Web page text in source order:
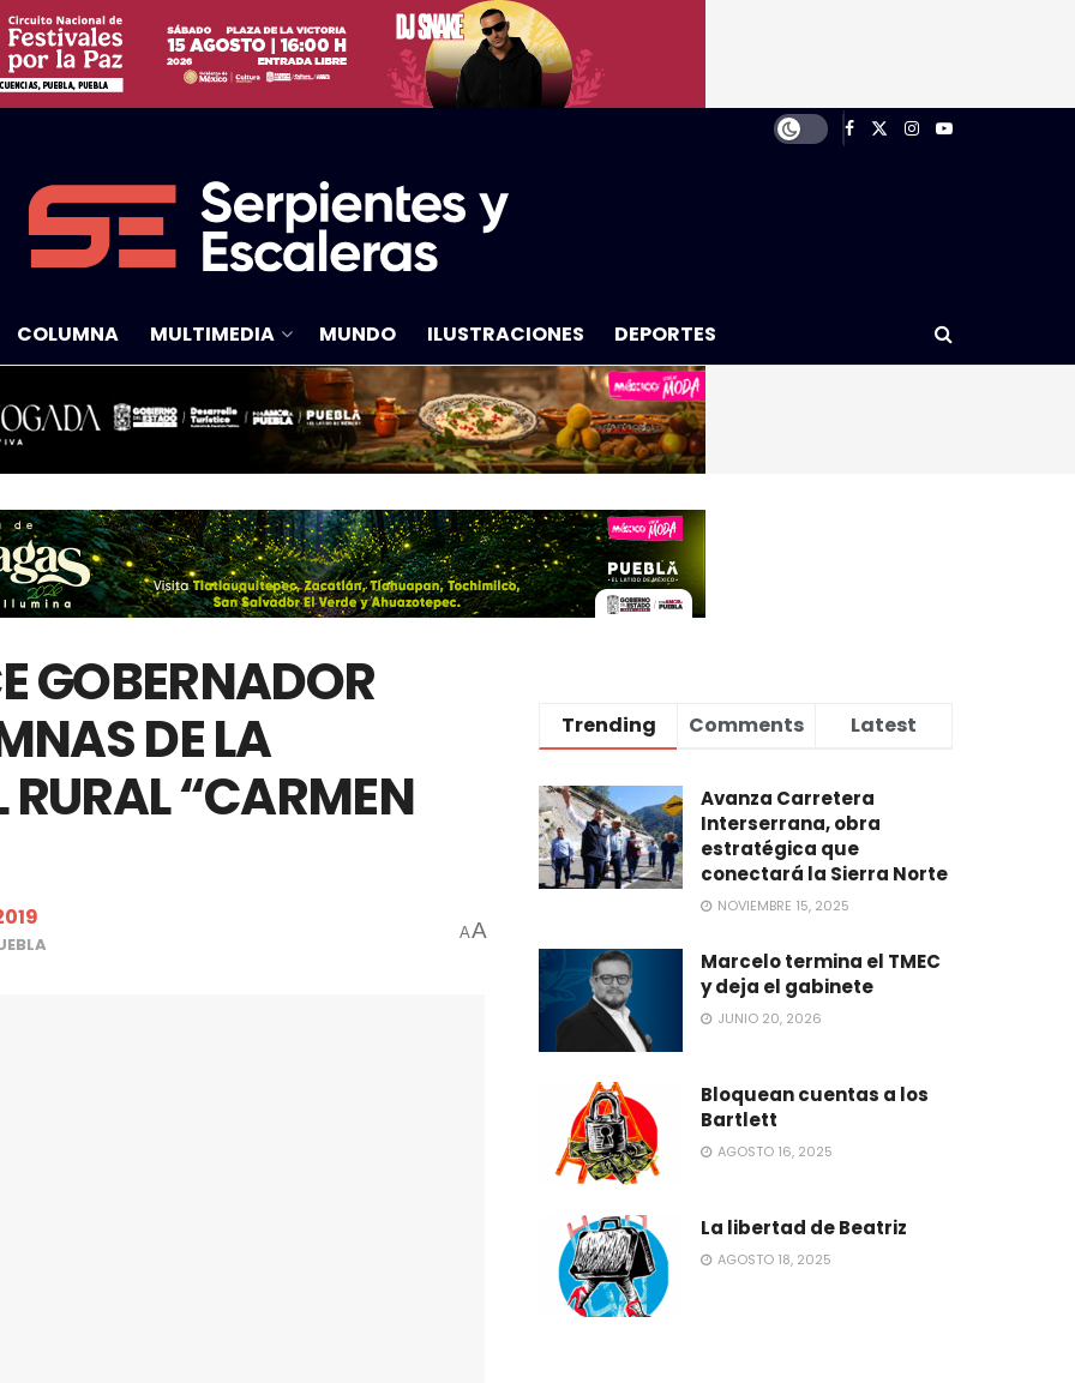
COLUMNA MULTIMEDIA MUNDO ILUSTRACIONES DEPORTES
GOBERNADOR
DE LA
“CARMEN
AA
Trending Comments Latest
Avanza Carretera
Interserrana, obra
estratégica que
conectará la Sierra Norte
NOVIEMBRE 15, 2025
Marcelo termina el TMEC
y deja el gabinete
JUNIO 20, 2026
Bloquean cuentas a los
Bartlett
AGOSTO 16, 2025
La libertad de Beatriz
AGOSTO 18, 2025